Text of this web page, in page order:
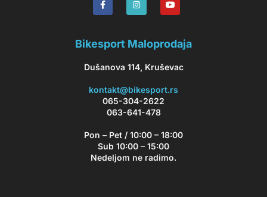
Bikesport Maloprodaja
Dušanova 114, Kruševac
kontakt@bikesport.rs
065-304-2622
063-641-478
Pon – Pet / 10:00 – 18:00
Sub 10:00 – 15:00
Nedeljom ne radimo.